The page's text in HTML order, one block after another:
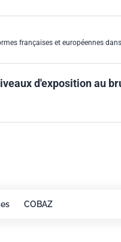
françaises et européennes
d'exposition au
COBAZ